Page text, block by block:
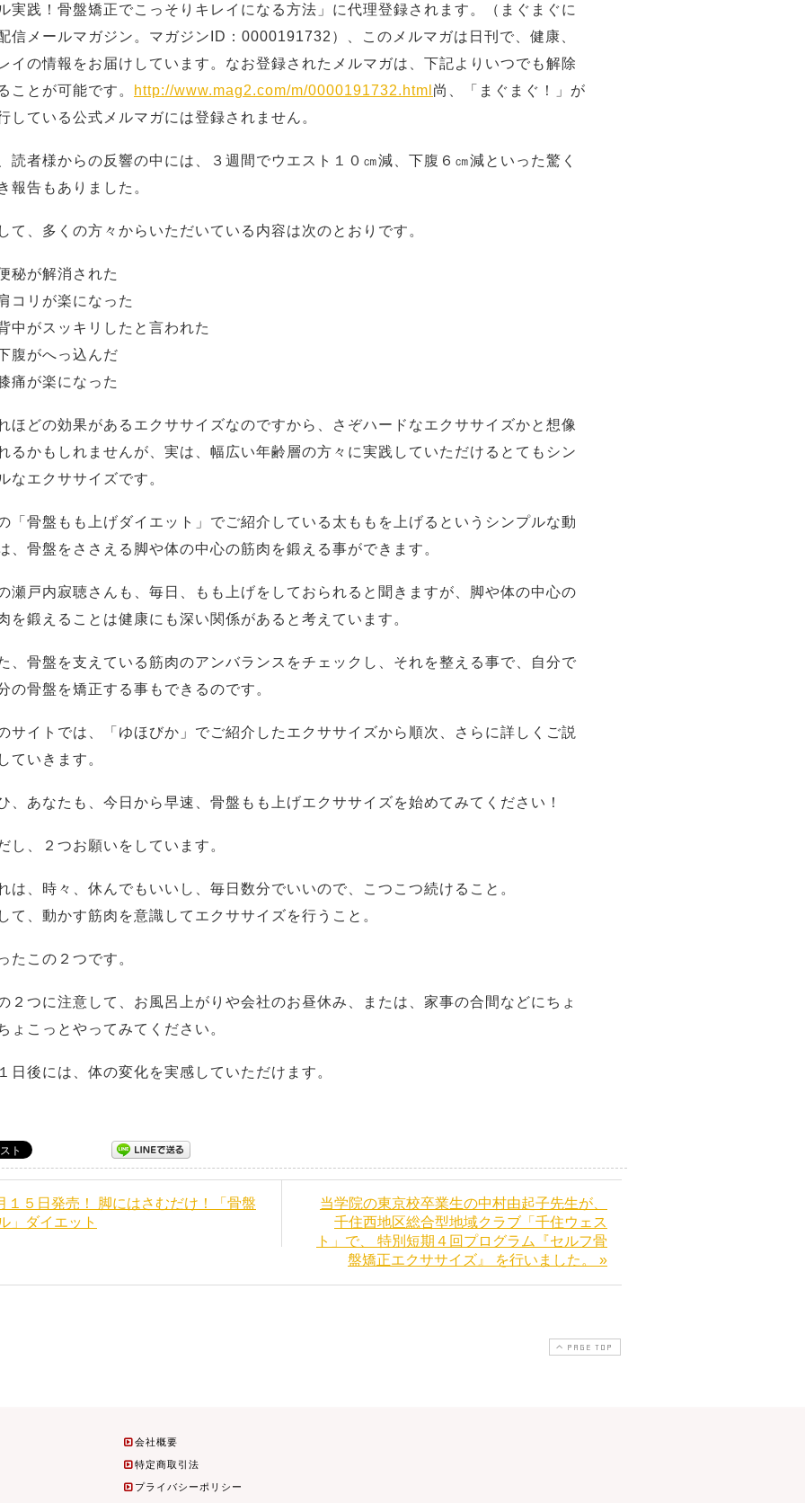
実践！骨盤矯正でこっそりキレイになる方法」に代理登録されます。（まぐまぐに
信メールマガジン。マガジンID：0000191732）、このメルマガは日刊で、健康、
イの情報をお届けしています。なお登録されたメルマガは、下記よりいつでも解除
ことが可能です。
http://www.mag2.com/m/0000191732.html 尚、「まぐまぐ！」が
している公式メルマガには登録されません。
読者様からの反響の中には、３週間でウエスト１０㎝減、下腹６㎝減といった驚く
報告もありました。
て、多くの方々からいただいている内容は次のとおりです。
秘が解消された
コリが楽になった
中がスッキリしたと言われた
腹がへっ込んだ
痛が楽になった
ほどの効果があるエクササイズなのですから、さぞハードなエクササイズかと想像
るかもしれませんが、実は、幅広い年齢層の方々に実践していただけるとてもシン
なエクササイズです。
「骨盤もも上げダイエット」でご紹介している太ももを上げるというシンプルな動
、骨盤をささえる脚や体の中心の筋肉を鍛える事ができます。
瀬戸内寂聴さんも、毎日、もも上げをしておられると聞きますが、脚や体の中心の
を鍛えることは健康にも深い関係があると考えています。
、骨盤を支えている筋肉のアンバランスをチェックし、それを整える事で、自分で
の骨盤を矯正する事もできるのです。
サイトでは、「ゆほびか」でご紹介したエクササイズから順次、さらに詳しくご説
ていきます。
、あなたも、今日から早速、骨盤もも上げエクササイズを始めてみてください！
し、２つお願いをしています。
は、時々、休んでもいいし、毎日数分でいいので、こつこつ続けること。
て、動かす筋肉を意識してエクササイズを行うこと。
たこの２つです。
２つに注意して、お風呂上がりや会社のお昼休み、または、家事の合間などにちょ
ょこっとやってみてください。
日後には、体の変化を実感していただけます。
１５日発売！ 脚にはさむだけ！「骨盤
」ダイエット
当学院の東京校卒業生の中村由起子先生が、
千住西地区総合型地域クラブ「千住ウェス
ト」で、 特別短期４回プログラム『セルフ骨
盤矯正エクササイズ』 を行いました。 »
PAGE TOP
会社概要
特定商取引法
プライバシーポリシー